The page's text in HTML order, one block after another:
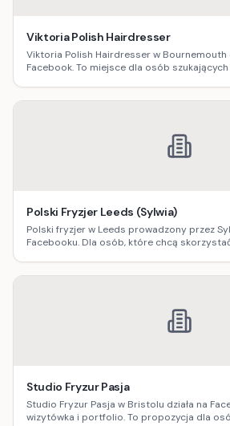
Viktoria Polish Hairdresser
Viktoria Polish Hairdresser w Bournemouth
Facebook. To miejsce dla osób
Polski Fryzjer Leeds (Sylwia)
Polski fryzjer w Leeds prowadzony przez
Facebooku. Dla osób, które chcą
Studio Fryzur Pasja
Studio Fryzur Pasja w Bristolu działa na
wizytówka i portfolio. To propozycja dla